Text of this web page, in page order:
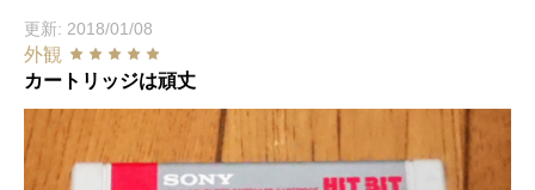
更新: 2018/01/08
外観
カートリッジは頑丈